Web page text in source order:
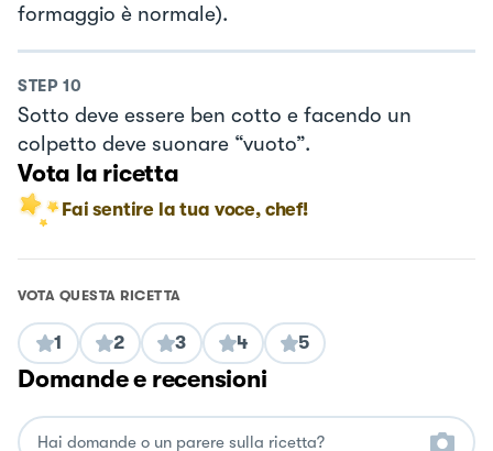
formaggio è normale).
STEP 10
Sotto deve essere ben cotto e facendo un
colpetto deve suonare “vuoto”.
Vota la ricetta
Fai sentire la tua voce, chef!
VOTA QUESTA RICETTA
1 2 3 4 5
Domande e recensioni